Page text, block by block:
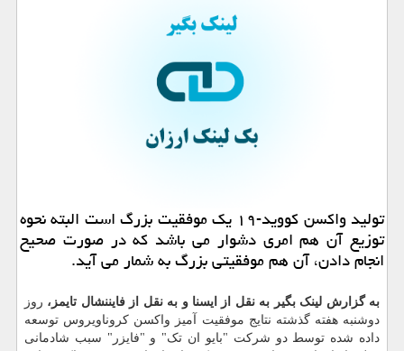
تولید واكسن كووید-۱۹ یك موفقیت بزرگ است البته نحوه
توزیع آن هم امری دشوار می باشد كه در صورت صحیح
انجام دادن، آن هم موفقیتی بزرگ به شمار می آید.
به گزارش لینک بگیر به نقل از ایسنا و به نقل از فایننشال تایمز، روز
دوشنبه هفته گذشته نتایج موفقیت آمیز واکسن کروناویروس توسعه
داده شده توسط دو شرکت "بایو ان تک" و "فایزر" سبب شادمانی